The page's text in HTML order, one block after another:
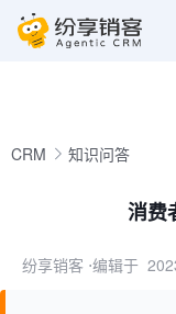
CRM 知识问答
消费
纷享销客 ⋅编辑于